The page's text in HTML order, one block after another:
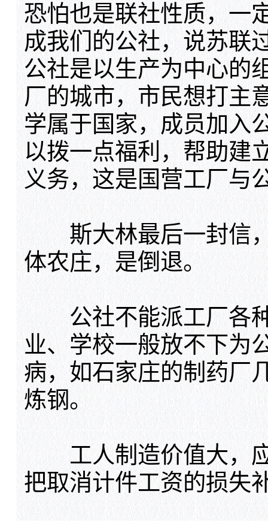
恐怕也是联社性质，一
成我们的公社，说苏联
公社是以生产为中心的
厂的城市，市民想打主
学属于国家，成员加入
以拨一点福利，帮助建
义务，这是国营工厂与
斯大林最后一封信，
体农庄，是倒退。
公社不能派工厂各种
业、学校一般放不下为
病，如石家庄的制药厂
炼钢。
工人制造价值大，应
把取消计件工资的损失